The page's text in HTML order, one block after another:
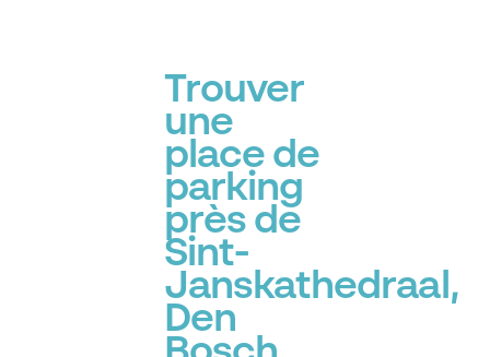
Trouver
une
place de
parking
près de
Sint-
Janskathedraal,
Den